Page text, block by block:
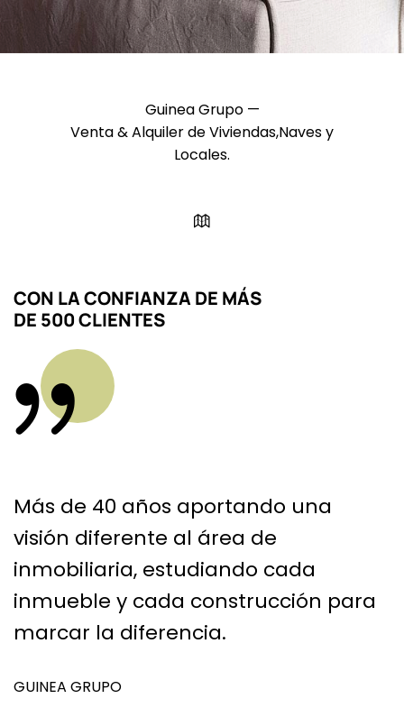
Guinea Grupo —
Venta & Alquiler de Viviendas,Naves y
Locales.
CON LA CONFIANZA DE MÁS
DE 500 CLIENTES
Más de 40 años aportando una
visión diferente al área de
inmobiliaria, estudiando cada
inmueble y cada construcción para
marcar la diferencia.
GUINEA GRUPO